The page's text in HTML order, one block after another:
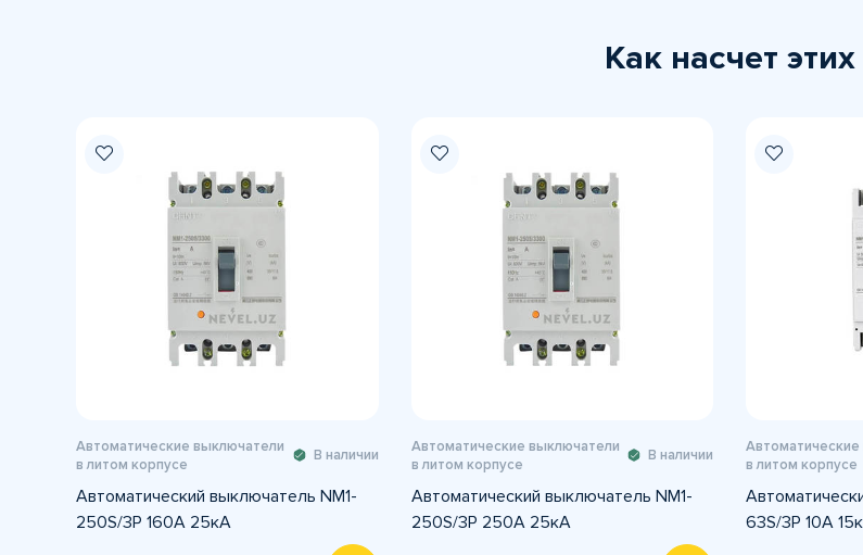
Как насчет этих
Автоматические выключатели
в литом корпусе
В наличии
Автоматический выключатель NM1-
250S/3Р 160A 25кА
Автоматические выключатели
в литом корпусе
В наличии
Автоматический выключатель NM1-
250S/3Р 250A 25кА
в литом корпусе
63S/3Р 10A